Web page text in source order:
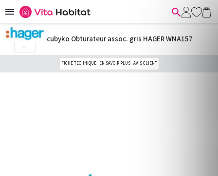
 
cubyko Obturateur assoc. gris HAGER WNA157
FICHE TECHNIQUE EN SAVOIR PLUS AVIS CLIENT